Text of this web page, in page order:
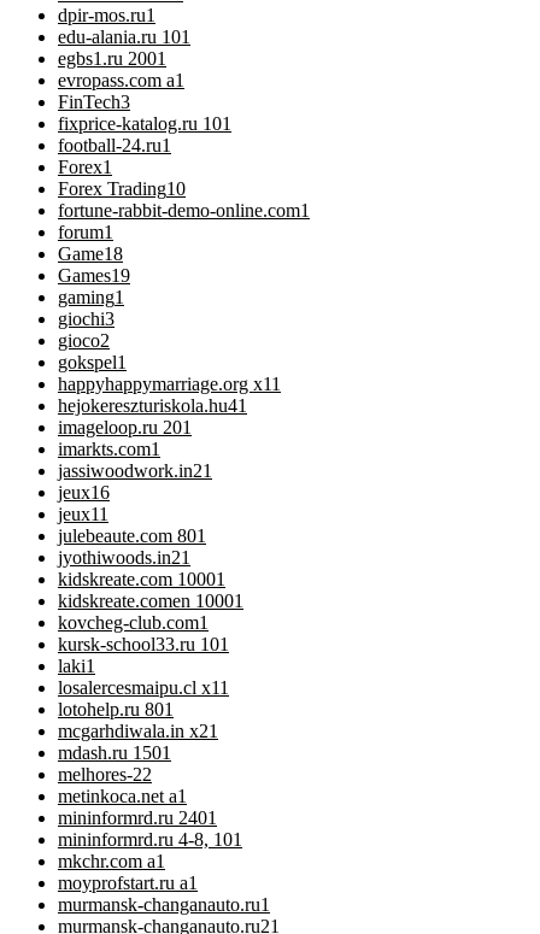
dpir-mos.ru1
edu-alania.ru 101
egbs1.ru 2001
evropass.com a1
FinTech3
fixprice-katalog.ru 101
football-24.ru1
Forex1
Forex Trading10
fortune-rabbit-demo-online.com1
forum1
Game18
Games19
gaming1
giochi3
gioco2
gokspel1
happyhappymarriage.org x11
hejokereszturiskola.hu41
imageloop.ru 201
imarkts.com1
jassiwoodwork.in21
jeux16
jeux11
julebeaute.com 801
jyothiwoods.in21
kidskreate.com 10001
kidskreate.comen 10001
kovcheg-club.com1
kursk-school33.ru 101
laki1
losalercesmaipu.cl x11
lotohelp.ru 801
mcgarhdiwala.in x21
mdash.ru 1501
melhores-22
metinkoca.net a1
mininformrd.ru 2401
mininformrd.ru 4-8, 101
mkchr.com a1
moyprofstart.ru a1
murmansk-changanauto.ru1
murmansk-changanauto.ru21